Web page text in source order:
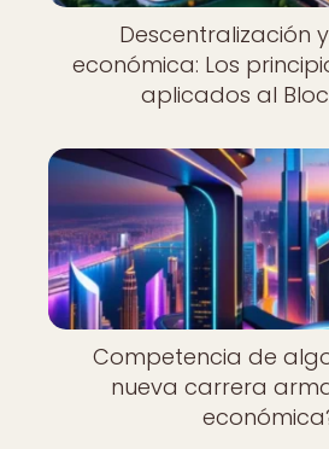
Descentralización
económica: Los
aplicados al
Competencia de
nueva carrera